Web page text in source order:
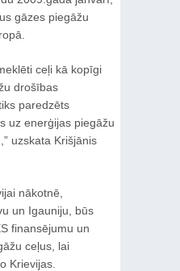
gāzes piegāžu
ceļi kā kopīgi
drošības
paredzēts
uz enerģijas piegāžu
uzskata Krišjānis
nākotnē,
un Igauniju, būs
finansējumu un
ceļus, lai
Krievijas.